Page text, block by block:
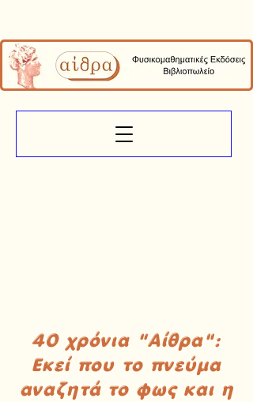
40 χρόνια "Αίθρα":
Εκεί που το πνεύμα
αναζητά το φως και η